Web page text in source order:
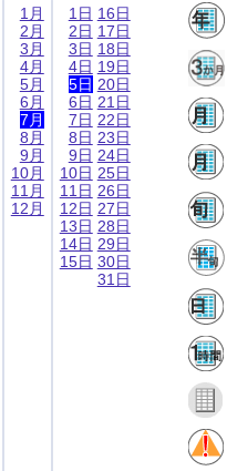
1月
2月
3月
4月
5月
6月
7月
8月
9月
10月
11月
12月
1日
2日
3日
4日
5日
6日
7日
8日
9日
10日
11日
12日
13日
14日
15日
16日
17日
18日
19日
20日
21日
22日
23日
24日
25日
26日
27日
28日
29日
30日
31日